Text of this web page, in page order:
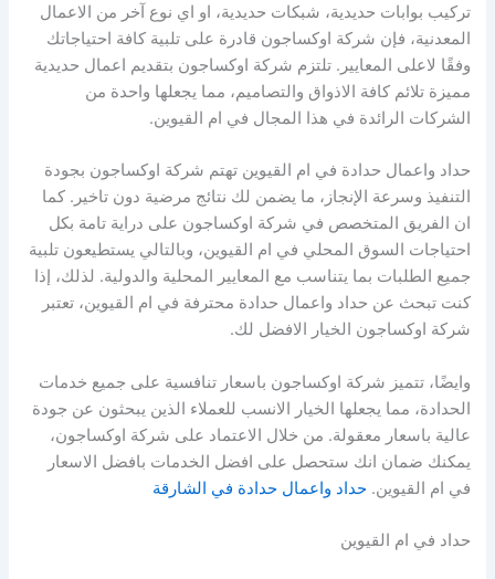
تركيب بوابات حديدية، شبكات حديدية، او اي نوع آخر من الاعمال
المعدنية، فإن شركة اوكساجون قادرة على تلبية كافة احتياجاتك
وفقًا لاعلى المعايير. تلتزم شركة اوكساجون بتقديم اعمال حديدية
مميزة تلائم كافة الاذواق والتصاميم، مما يجعلها واحدة من
الشركات الرائدة في هذا المجال في ام القيوين.
حداد واعمال حدادة في ام القيوين تهتم شركة اوكساجون بجودة
التنفيذ وسرعة الإنجاز، ما يضمن لك نتائج مرضية دون تاخير. كما
ان الفريق المتخصص في شركة اوكساجون على دراية تامة بكل
احتياجات السوق المحلي في ام القيوين، وبالتالي يستطيعون تلبية
جميع الطلبات بما يتناسب مع المعايير المحلية والدولية. لذلك، إذا
كنت تبحث عن حداد واعمال حدادة محترفة في ام القيوين، تعتبر
شركة اوكساجون الخيار الافضل لك.
وايضًا، تتميز شركة اوكساجون باسعار تنافسية على جميع خدمات
الحدادة، مما يجعلها الخيار الانسب للعملاء الذين يبحثون عن جودة
عالية باسعار معقولة. من خلال الاعتماد على شركة اوكساجون،
يمكنك ضمان انك ستحصل على افضل الخدمات بافضل الاسعار
في ام القيوين.حداد واعمال حدادة في الشارقة
حداد في ام القيوين